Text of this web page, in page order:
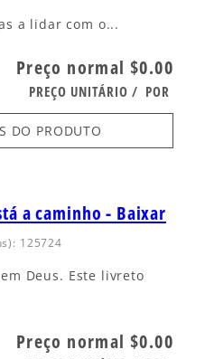
a lidar com o...
Preço normal $0.00
PREÇO UNITÁRIO / POR
DO PRODUTO
a caminho - Baixar
125724
Deus. Este livreto
Preço normal $0.00